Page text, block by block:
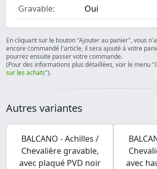
Gravable:
Oui
En cliquant sur le bouton "Ajouter au panier", vous
encore commandé l'article, il sera ajouté à votre
pourrez ensuite passer votre commande.
(Pour des informations plus détaillées, voir le menu "
sur les achats").
Autres variantes
BALCANO - Achilles /
Chevalière gravable,
avec plaqué PVD noir
avec